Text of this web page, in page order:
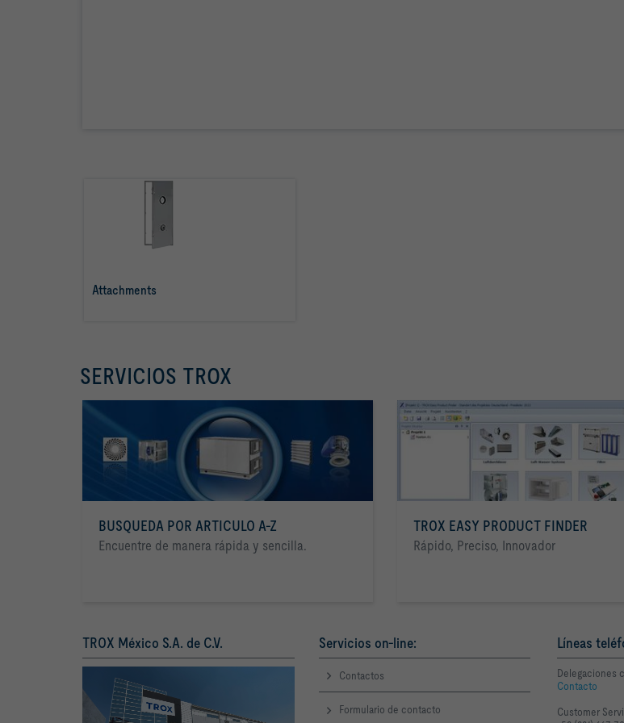
Attachments
SERVICIOS TROX
BUSQUEDA POR ARTICULO A-Z
Encuentre de manera rápida y sencilla.
TROX EASY PRODUCT FINDER
Rápido, Preciso, Innovador
TROX México S.A. de C.V. Servicios on-line:
Contactos
Formulario de contacto
Líneas
Delegaciones
Contacto
Customer